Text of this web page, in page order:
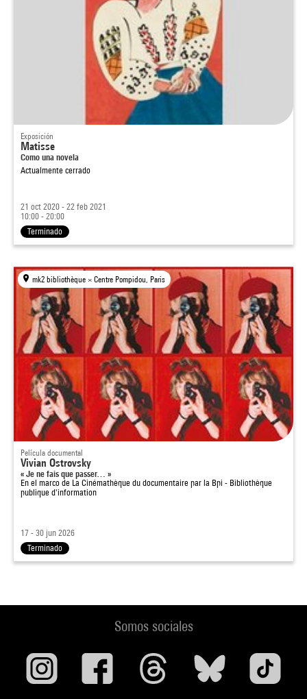
Exposición
Matisse
Como una novela
Actualmente cerrado
21 oct 2020 - 22 feb 2021
10:00 - 20:00
Terminado
mk2 bibliothèque × Centre Pompidou, Paris
Película documental
Vivian Ostrovsky
« Je ne fais que passer… »
En el marco de La Cinémathèque du documentaire par la Bpi - Bibliothèque
publique d'information
17 - 30 jun 2026
Terminado
Somos sociales